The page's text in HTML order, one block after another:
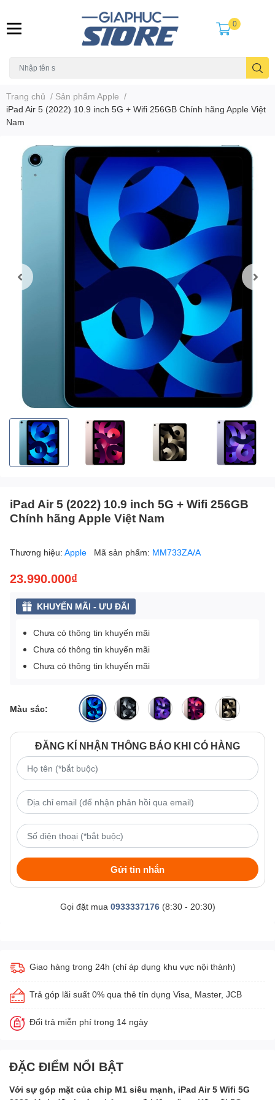
0
Trang chủ / Sản phẩm Apple /
iPad Air 5 (2022) 10.9 inch 5G + Wifi 256GB Chính hãng Apple Việt
Nam
iPad Air 5 (2022) 10.9 inch 5G + Wifi 256GB
Chính hãng Apple Việt Nam
Thương hiệu: Apple Mã sản phẩm: MM733ZA/A
23.990.000₫
KHUYẾN MÃI - ƯU ĐÃI
Chưa có thông tin khuyến mãi
Chưa có thông tin khuyến mãi
Chưa có thông tin khuyến mãi
Màu sắc:
ĐĂNG KÍ NHẬN THÔNG BÁO KHI CÓ HÀNG
Gửi tin nhắn
Gọi đặt mua 0933337176(8:30 - 20:30)
Giao hàng trong 24h (chỉ áp dụng khu vực nội thành)
Trả góp lãi suất 0% qua thẻ tín dụng Visa, Master, JCB
Đổi trả miễn phí trong 14 ngày
ĐẶC ĐIỂM NỔI BẬT
Với sự góp mặt của chip M1 siêu mạnh, iPad Air 5 Wifi 5G